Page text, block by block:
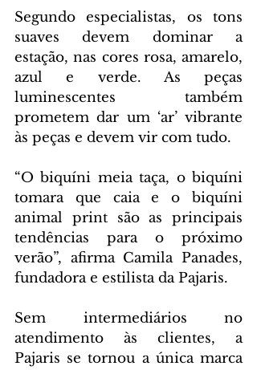
Segundo especialistas, os tons
suaves devem dominar a
estação, nas cores rosa, amarelo,
azul e verde. As peças
luminescentes também
prometem dar um ‘ar’ vibrante
às peças e devem vir com tudo.
“O biquíni meia taça, o biquíni
tomara que caia e o biquíni
animal print são as principais
tendências para o próximo
verão”, afirma Camila Panades,
fundadora e estilista da Pajaris.
Sem intermediários no
atendimento às clientes, a
Pajaris se tornou a única marca